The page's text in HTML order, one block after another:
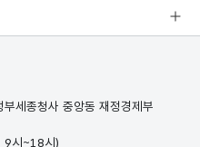
세종청사 중앙동 재정경제부
9시~18시)